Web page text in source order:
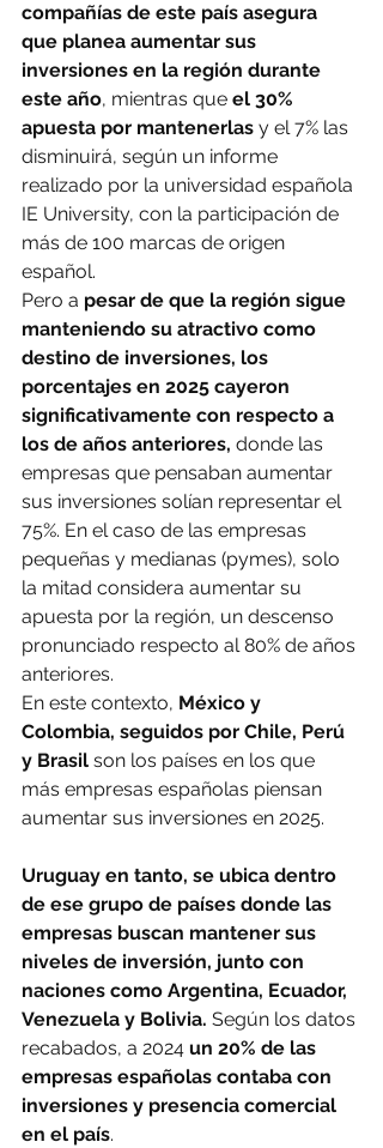
compañías de este país asegura
que planea aumentar sus
inversiones en la región durante
este año, mientras que el 30%
apuesta por mantenerlas y el 7% las
disminuirá, según un informe
realizado por la universidad española
IE University, con la participación de
más de 100 marcas de origen
español.
Pero a pesar de que la región sigue
manteniendo su atractivo como
destino de inversiones, los
porcentajes en 2025 cayeron
significativamente con respecto a
los de años anteriores, donde las
empresas que pensaban aumentar
sus inversiones solían representar el
75%. En el caso de las empresas
pequeñas y medianas (pymes), solo
la mitad considera aumentar su
apuesta por la región, un descenso
pronunciado respecto al 80% de años
anteriores.
En este contexto, México y
Colombia, seguidos por Chile, Perú
y Brasil son los países en los que
más empresas españolas piensan
aumentar sus inversiones en 2025.
Uruguay en tanto, se ubica dentro
de ese grupo de países donde las
empresas buscan mantener sus
niveles de inversión, junto con
naciones como Argentina, Ecuador,
Venezuela y Bolivia. Según los datos
recabados, a 2024 un 20% de las
empresas españolas contaba con
inversiones y presencia comercial
en el país.